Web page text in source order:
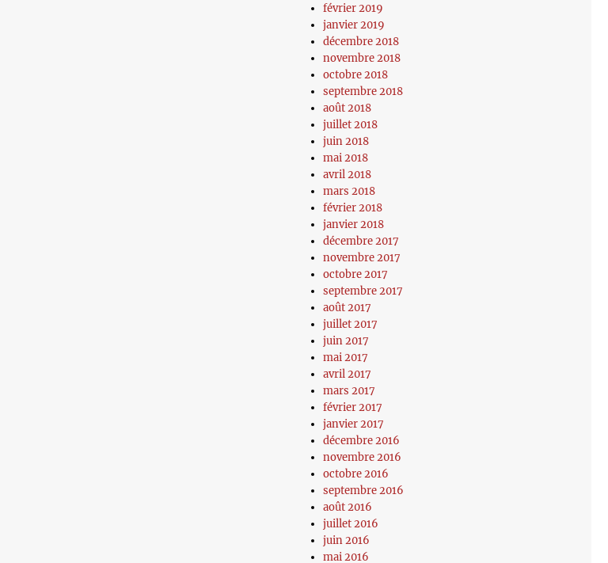
février 2019
janvier 2019
décembre 2018
novembre 2018
octobre 2018
septembre 2018
août 2018
juillet 2018
juin 2018
mai 2018
avril 2018
mars 2018
février 2018
janvier 2018
décembre 2017
novembre 2017
octobre 2017
septembre 2017
août 2017
juillet 2017
juin 2017
mai 2017
avril 2017
mars 2017
février 2017
janvier 2017
décembre 2016
novembre 2016
octobre 2016
septembre 2016
août 2016
juillet 2016
juin 2016
mai 2016